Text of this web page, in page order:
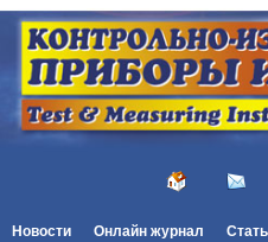
Новости Онлайн журнал